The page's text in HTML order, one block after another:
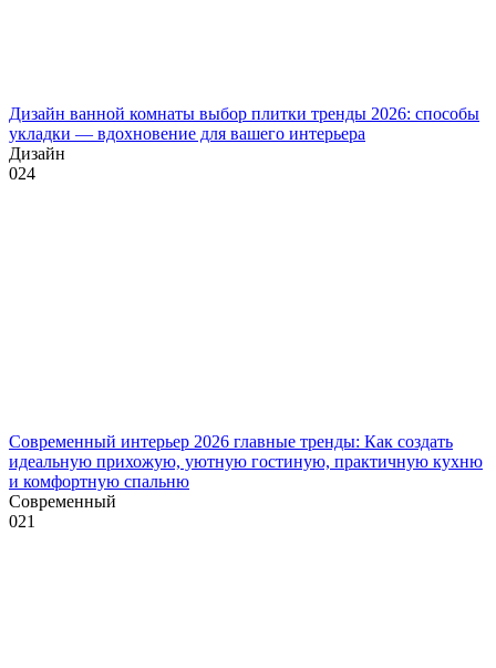
Дизайн ванной комнаты выбор плитки тренды 2026: способы
укладки — вдохновение для вашего интерьера
Дизайн
024
Современный интерьер 2026 главные тренды: Как создать
идеальную прихожую, уютную гостиную, практичную кухню
и комфортную спальню
Современный
021